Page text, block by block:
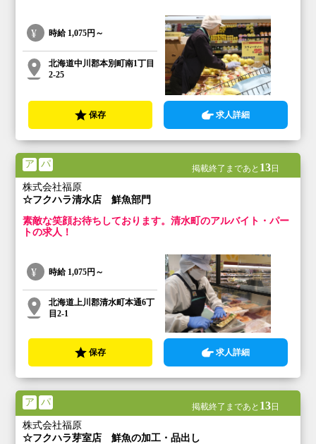
時給 1,075円～
北海道中川郡本別町南1丁目
2-25
保存 求人詳細
ア パ 掲載終了まであと 13日
株式会社福原
☆フクハラ清水店 鮮魚部門
素敵な笑顔お待ちしております。清水町のアルバイト・パー
トの求人！
時給 1,075円～
北海道上川郡清水町本通6丁
目2-1
保存 求人詳細
ア パ 掲載終了まであと 13日
株式会社福原
☆フクハラ芽室店 鮮魚の加工・品出し